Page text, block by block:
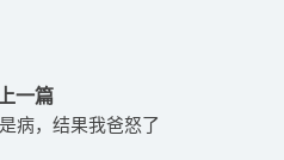
一篇
病，结果我爸怒了